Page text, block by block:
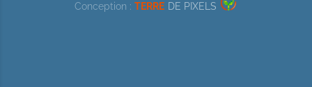
Conception : TERRE DE PIXELS